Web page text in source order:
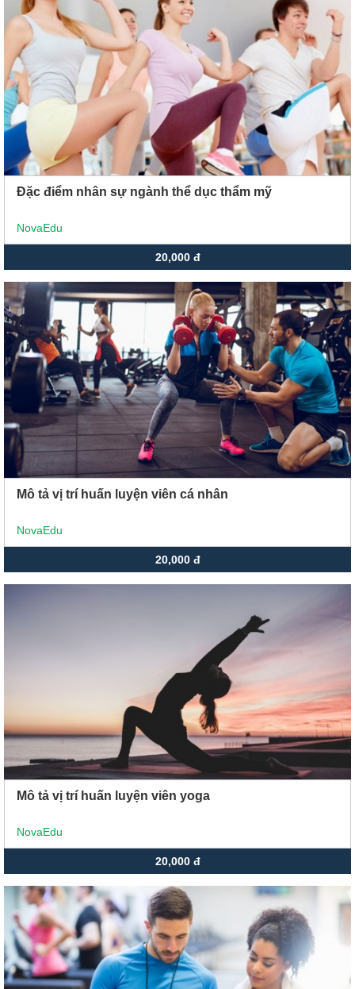
Xu hướng ngành nghề
Hỗ trợ
$ Nạp tiền
Đặc điểm nhân sự ngành thể dục thẩm mỹ
NovaEdu
20,000 đ
Mô tả vị trí huấn luyện viên cá nhân
NovaEdu
20,000 đ
Mô tả vị trí huấn luyện viên yoga
NovaEdu
20,000 đ